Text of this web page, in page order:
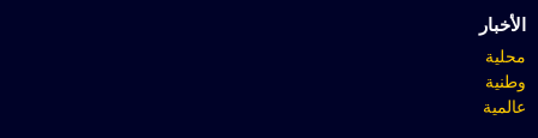
الأخبار
محلية
وطنية
عالمية